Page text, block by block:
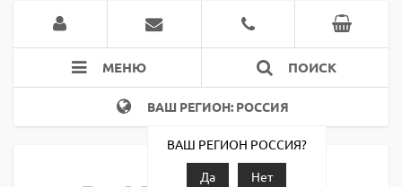
МЕНЮ ПОИСК
ВАШ РЕГИОН: РОССИЯ
ВАШ РЕГИОН РОССИЯ?
Да
Нет